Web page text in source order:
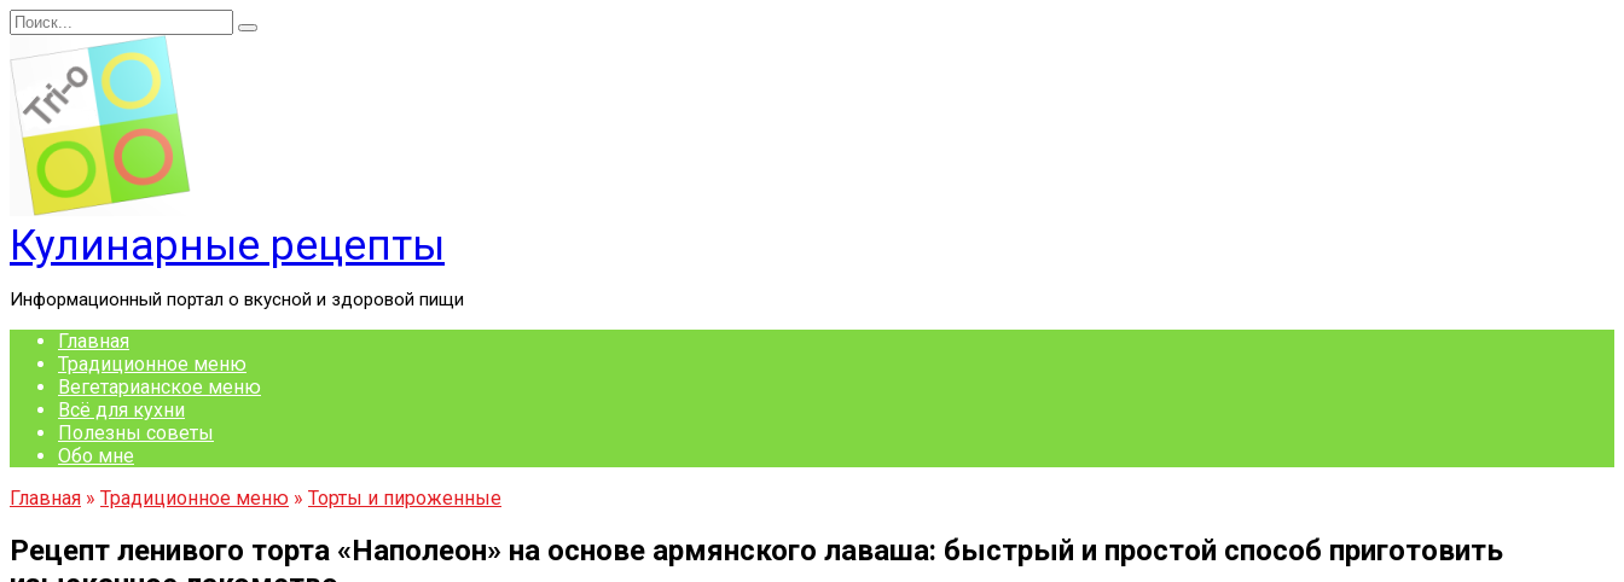
Перейти
к
содержанию
Search
for:
Кулинарные рецепты
Информационный портал о вкусной и здоровой пищи
Главная
Традиционное меню
Вегетарианское меню
Всё для кухни
Полезны советы
Обо мне
Главная » Традиционное меню » Торты и пироженные
Рецепт ленивого торта «Наполеон» на основе армянского лаваша: быстрый и простой способ приготовить